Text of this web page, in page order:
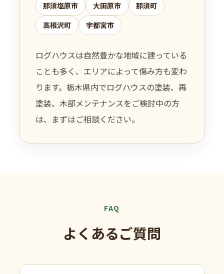
那須塩原市
大田原市
那須町
高根沢町
宇都宮市
ログハウスは自然豊かな地域に建っている
ことも多く、エリアによって傷み方も変わ
ります。栃木県内でログハウスの塗装、再
塗装、木部メンテナンスをご検討中の方
は、まずはご相談ください。
FAQ
よくあるご質問